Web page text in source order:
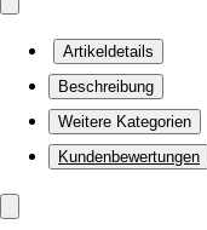
Artikeldetails
Beschreibung
Weitere Kategorien
Kundenbewertungen